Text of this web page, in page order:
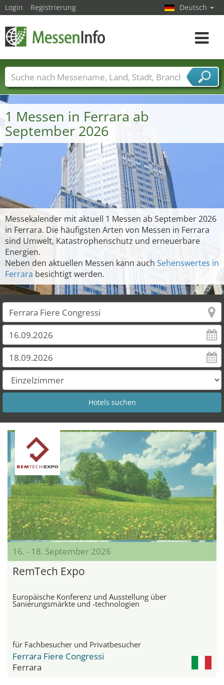
1 Messen in Ferrara ab
September 2026
Messekalender mit aktuell 1 Messen ab September 2026
in Ferrara. Die häufigsten Arten von Messen in Ferrara
sind Umwelt, Katastrophenschutz und erneuerbare
Energien.
Neben den aktuellen Messen kann auch Sehenswertes in
Ferrara besichtigt werden.
16. - 18. September 2026
RemTech Expo
Europäische Konferenz und Ausstellung über
Sanierungsmärkte und -technologien
für Fachbesucher und Privatbesucher
Ferrara Fiere Congressi
Ferrara
Login Registrierung Deutsch
Toggle
Messenamen Länder Städte
Branchen
Dienstleisterbranchen